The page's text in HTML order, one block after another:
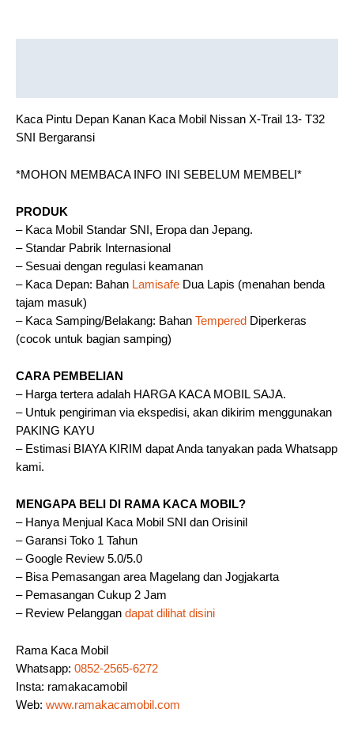
Kaca Pintu Depan Kanan Kaca Mobil Nissan X-Trail 13- T32
SNI Bergaransi
*MOHON MEMBACA INFO INI SEBELUM MEMBELI*
PRODUK
– Kaca Mobil Standar SNI, Eropa dan Jepang.
– Standar Pabrik Internasional
– Sesuai dengan regulasi keamanan
– Kaca Depan: Bahan Lamisafe Dua Lapis (menahan benda
tajam masuk)
– Kaca Samping/Belakang: Bahan Tempered Diperkeras
(cocok untuk bagian samping)
CARA PEMBELIAN
– Harga tertera adalah HARGA KACA MOBIL SAJA.
– Untuk pengiriman via ekspedisi, akan dikirim menggunakan
PAKING KAYU
– Estimasi BIAYA KIRIM dapat Anda tanyakan pada Whatsapp
kami.
MENGAPA BELI DI RAMA KACA MOBIL?
– Hanya Menjual Kaca Mobil SNI dan Orisinil
– Garansi Toko 1 Tahun
– Google Review 5.0/5.0
– Bisa Pemasangan area Magelang dan Jogjakarta
– Pemasangan Cukup 2 Jam
– Review Pelanggan dapat dilihat disini
Rama Kaca Mobil
Whatsapp: 0852-2565-6272
Insta: ramakacamobil
Web: www.ramakacamobil.com